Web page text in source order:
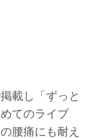
載し「ずっと
てのライブ
腰痛にも耐え